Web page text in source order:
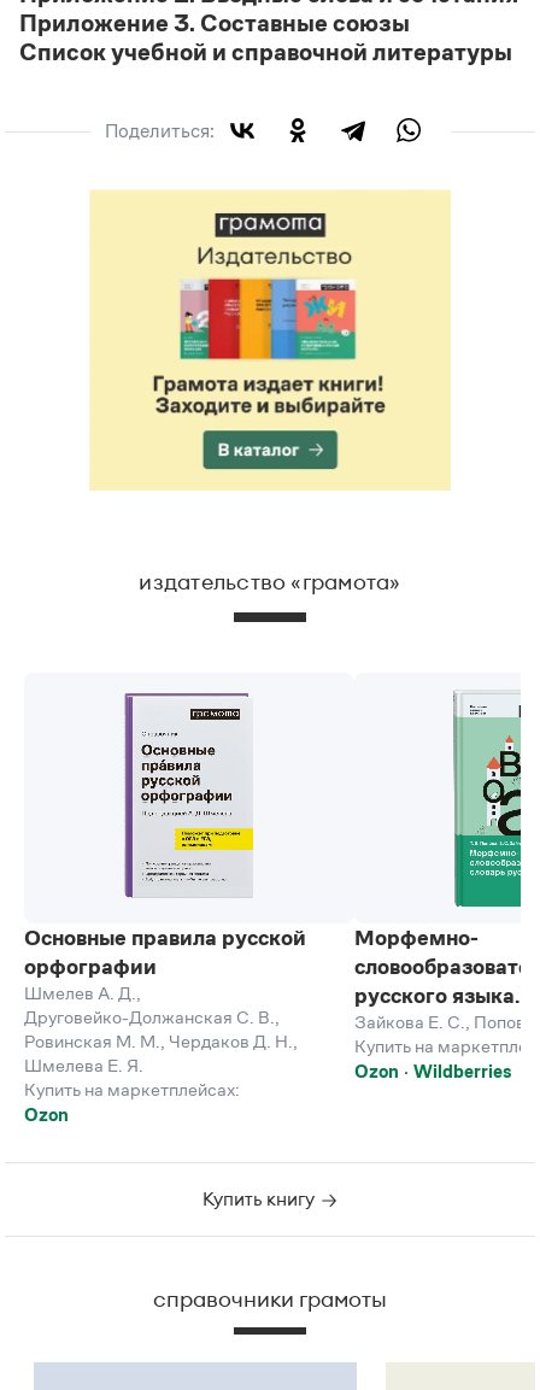
Приложение 3. Составные союзы
Список учебной и справочной литературы
Поделиться:
издательство «грамота»
Основные правила русской
орфографии
Шмелев А. Д.
Друговейко-Должанская С. В.
Ровинская М. М.
Чердаков Д. Н.
Шмелева Е. Я.
Купить на маркетплейсах:
Ozon
Морфемно-
русского языка.
Зайкова Е. С.
Попова
Купить на
Ozon
Wildberries
Купить книгу
справочники грамоты